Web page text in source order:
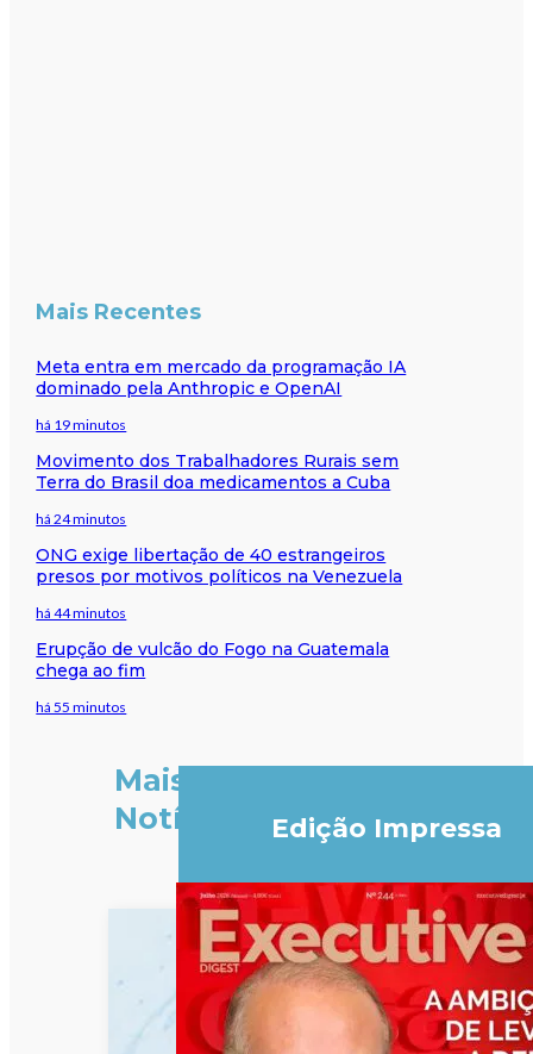
Mais Recentes
Meta entra em mercado da programação IA
dominado pela Anthropic e OpenAI
há 19 minutos
Movimento dos Trabalhadores Rurais sem
Terra do Brasil doa medicamentos a Cuba
há 24 minutos
ONG exige libertação de 40 estrangeiros
presos por motivos políticos na Venezuela
há 44 minutos
Erupção de vulcão do Fogo na Guatemala
chega ao fim
há 55 minutos
Mais
Notícias
Edição Impressa